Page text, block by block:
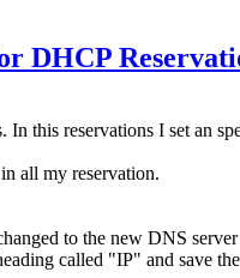
DHCP
this reservations I set an
all my reservation.
to the new DNS
called "IP" and save